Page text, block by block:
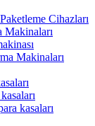
Cihazları
Makinaları
Makinaları
kasaları